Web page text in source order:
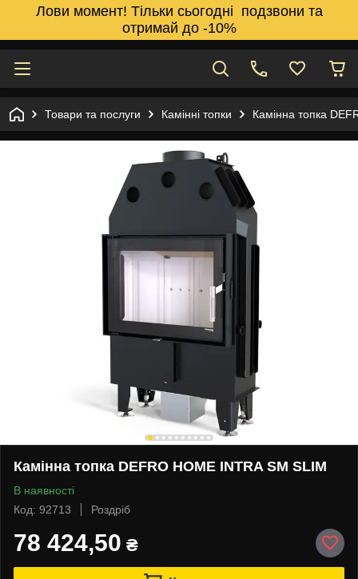
Лови момент! Тільки сьогодні подзвони та
отримай до -10%
Товари та послуги Камінні топки Камінна топка
Камінна топка DEFRO HOME INTRA SM SLIM
В наявності
Код: 92713
Роздріб
78 424,50 ₴